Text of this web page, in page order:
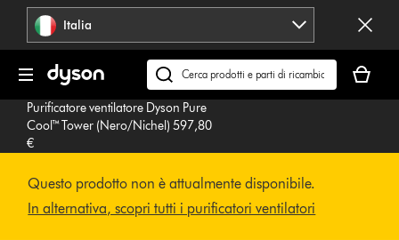
navigazione Italia
Cerca
su
dyson.it
carrello
è
Purificatore ventilatore Dyson Pure
Cool™ Tower (Nero/Nichel) 597,80
€
Questo prodotto non è attualmente disponibile.
In alternativa, scopri tutti i purificatori ventilatori